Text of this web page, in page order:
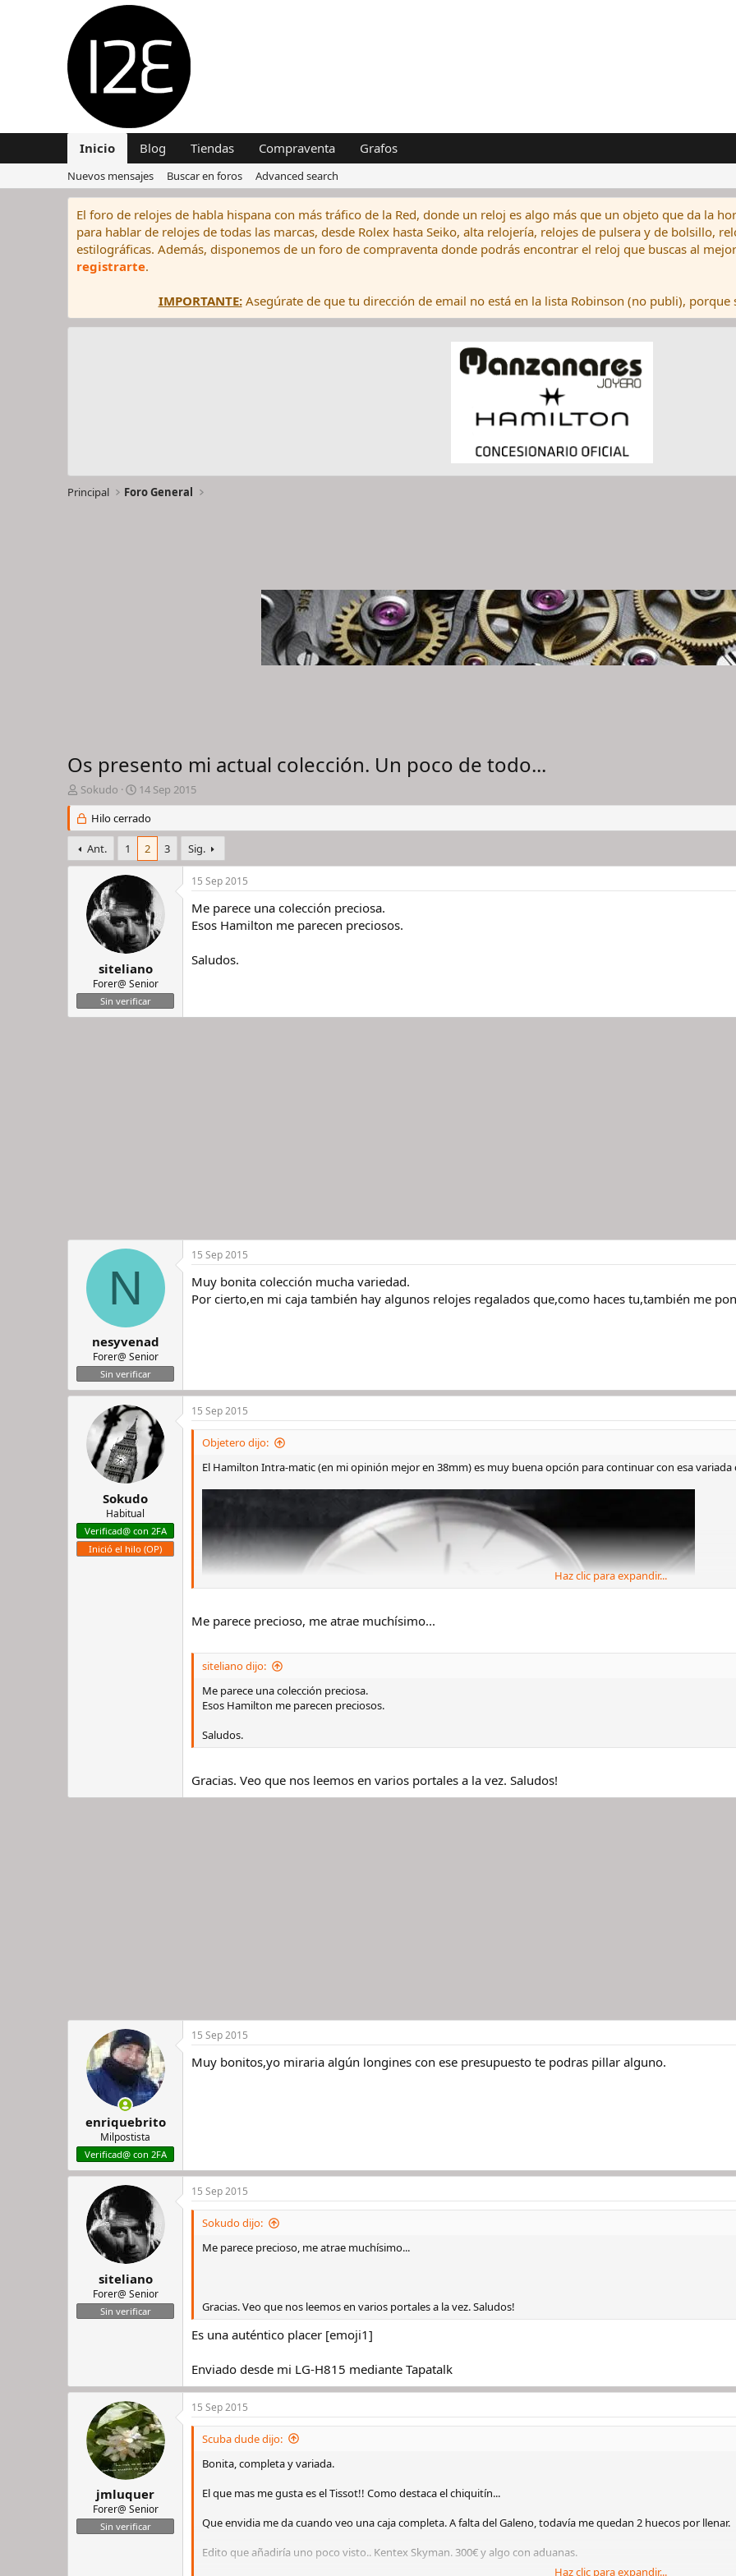
Inicio Blog Tiendas Compraventa Grafos
Nuevos mensajes Buscar en foros Advanced search
El foro de relojes de habla hispana con más tráfico de la Red, donde un reloj es algo más que un objeto que da la
para hablar de relojes de todas las marcas, desde Rolex hasta Seiko, alta relojería, relojes de pulsera y de bolsillo,
estilográficas. Además, disponemos de un foro de compraventa donde podrás encontrar el reloj que buscas al
registrarte.
IMPORTANTE:Asegúrate de que tu dirección de email no está en la lista Robinson (no publi), porque
Principal Foro General
Os presento mi actual colección. Un poco de todo...
I
n
i
c
i
a
l
o
Sokudo
F
e
c
h
d
e
n
i
c
i
o
14 Sep 2015
Hilo cerrado
Ant. 1 2 3 Sig.
siteliano
Forer@ Senior
Sin verificar
15 Sep 2015
Me parece una colección preciosa.
Esos Hamilton me parecen preciosos.
Saludos.
N
nesyvenad
Forer@ Senior
Sin verificar
15 Sep 2015
Muy bonita colección mucha variedad.
Por cierto,en mi caja también hay algunos relojes regalados que,como haces tu,también me
Sokudo
Habitual
Verificad@ con 2FA
Inició el hilo (OP)
15 Sep 2015
Objetero dijo:
El Hamilton Intra-matic (en mi opinión mejor en 38mm) es muy buena opción para continuar con esa variada
Haz clic para expandir...
Me parece precioso, me atrae muchísimo...
siteliano dijo:
Me parece una colección preciosa.
Esos Hamilton me parecen preciosos.
Saludos.
Gracias. Veo que nos leemos en varios portales a la vez. Saludos!
enriquebrito
Milpostista
Verificad@ con 2FA
15 Sep 2015
Muy bonitos,yo miraria algún longines con ese presupuesto te podras pillar alguno.
siteliano
Forer@ Senior
Sin verificar
15 Sep 2015
Sokudo dijo:
Me parece precioso, me atrae muchísimo...
Gracias. Veo que nos leemos en varios portales a la vez. Saludos!
Es una auténtico placer [emoji1]
Enviado desde mi LG-H815 mediante Tapatalk
jmluquer
Forer@ Senior
Sin verificar
15 Sep 2015
Scuba dude dijo:
Bonita, completa y variada.
El que mas me gusta es el Tissot!! Como destaca el chiquitín...
Que envidia me da cuando veo una caja completa. A falta del Galeno, todavía me quedan 2 huecos por llenar.
Edito que añadiría uno poco visto.. Kentex Skyman. 300€ y algo con aduanas.
Haz clic para expandir...